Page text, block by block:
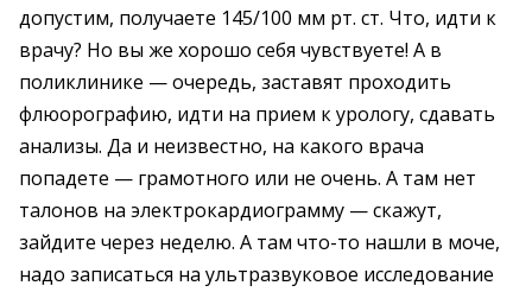
допустим, получаете 145/100 мм рт. ст. Что, идти к
врачу? Но вы же хорошо себя чувствуете! А в
поликлинике — очередь, заставят проходить
флюорографию, идти на прием к урологу, сдавать
анализы. Да и неизвестно, на какого врача
попадете — грамотного или не очень. А там нет
талонов на электрокардиограмму — скажут,
зайдите через неделю. А там что-то нашли в моче,
надо записаться на ультразвуковое исследование